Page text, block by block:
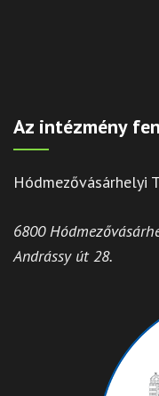
Az intézmény
Hódmezővásárhelyi
6800
Andrássy út 28.